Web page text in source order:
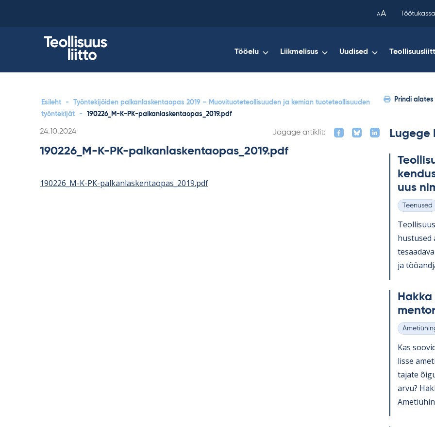
AA
Tööelu Liikmelisus Uudised
Esileht -
Työntekijöiden palkanlaskentaopas 2019 – Muovituoteteollisuuden ja kemian tuoteteollisuuden
työntekijät
- 190226_M-K-PK-palkanlaskentaopas_2019.pdf
Prindi alates
Kirjoitettu
24.10.2024 Jagage artiklit:
190226_M-K-PK-palkanlaskentaopas_2019.pdf
190226_M-K-PK-palkanlaskentaopas_2019.pdf
Lugege
uus
Kategooriad
Teenused
hus­tused
ja
Kategooriad
Kas
lisse
ta­jate
arvu?
your
clipboard.)